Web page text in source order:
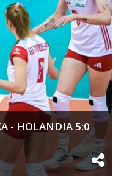
- HOLANDIA 5:0